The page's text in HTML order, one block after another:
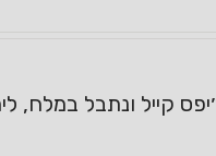
קייל ונתבל במלח,